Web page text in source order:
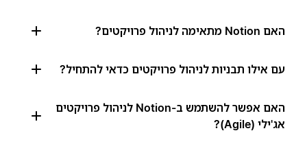
האם Notion מתאימה לניהול פרויקטים?
עם אילו תבניות לניהול פרויקטים כדאי להתחיל?
האם אפשר להשתמש ב-Notion לניהול פרויקטים
אג'ילי (Agile)?